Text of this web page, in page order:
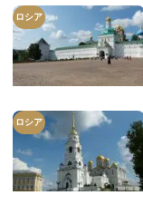
ロシア
ロシア